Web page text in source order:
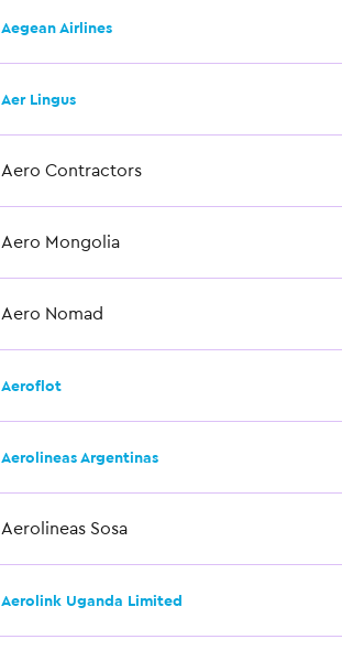
Aegean Airlines
Aer Lingus
Aero Contractors
Aero Mongolia
Aero Nomad
Aeroflot
Aerolineas Argentinas
Aerolineas Sosa
Aerolink Uganda Limited